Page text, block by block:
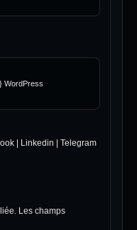
WordPress
Linkedin
Telegram
Les champs